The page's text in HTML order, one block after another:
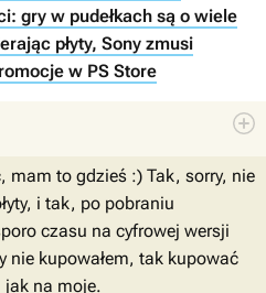
gry w pudełkach są o wiele
płyty, Sony zmusi
w PS Store
mam to gdzieś :) Tak, sorry, nie
i tak, po pobraniu
czasu na cyfrowej wersji
nie kupowałem, tak kupować
jak na moje.